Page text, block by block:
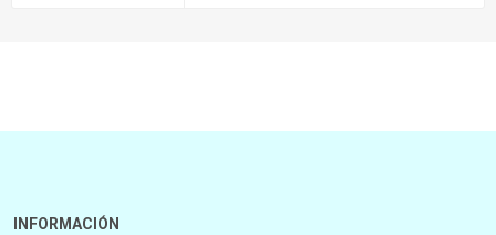
INFORMACIÓN